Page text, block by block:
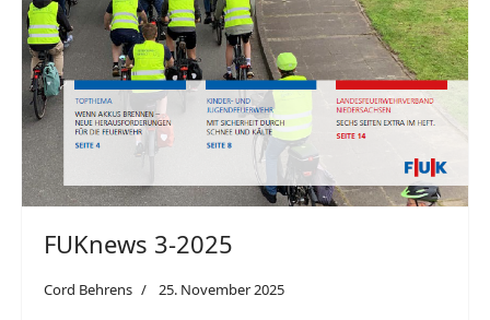
FUKnews 3-2025
Cord Behrens 25. November 2025